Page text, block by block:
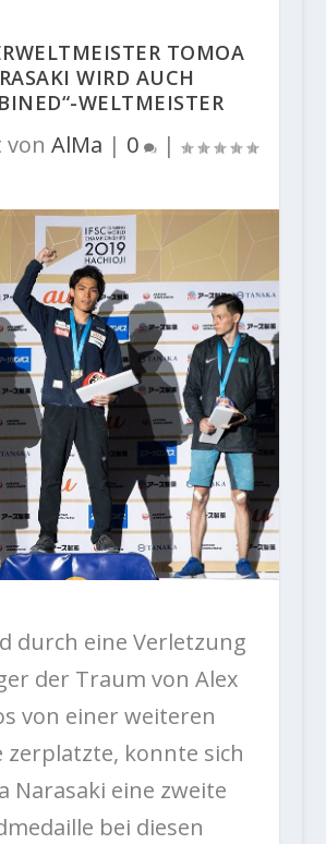
TOMOA
WIRD AUCH
WELTMEISTER
von AlMa | 0 |
durch eine Verletzung
der Traum von Alex
von einer weiteren
zerplatzte, konnte sich
Narasaki eine zweite
bei diesen